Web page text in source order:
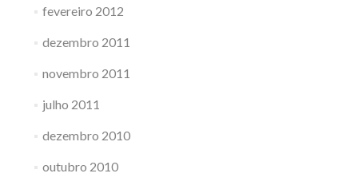
fevereiro 2012
dezembro 2011
novembro 2011
julho 2011
dezembro 2010
outubro 2010